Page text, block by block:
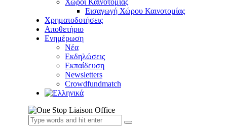
Χώροι Καινοτομίας
Εισαγωγή Χώρου Καινοτομίας
Χρηματοδοτήσεις
Αποθετήριο
Ενημέρωση
Νέα
Εκδηλώσεις
Εκπαίδευση
Newsletters
Crowdfundmatch